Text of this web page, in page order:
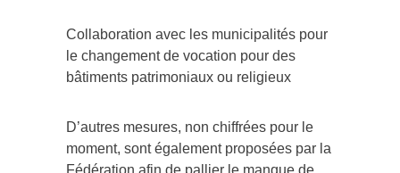
Collaboration avec les municipalités pour
le changement de vocation pour des
bâtiments patrimoniaux ou religieux
D’autres mesures, non chiffrées pour le
moment, sont également proposées par la